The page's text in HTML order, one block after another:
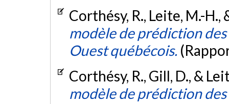
Corthésy, R., Leite, M.-H.,
modèle de prédiction
Ouest québécois.
Corthésy, R., Gill, D., &
modèle de prédiction